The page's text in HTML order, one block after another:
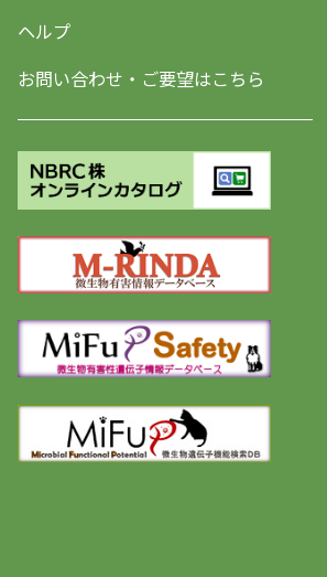
ヘルプ
お問い合わせ・ご要望はこちら